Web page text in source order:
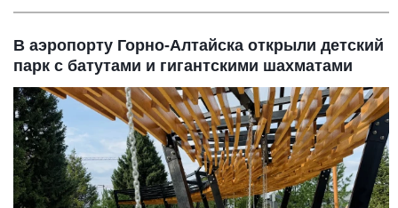
В аэропорту Горно-Алтайска открыли детский
парк с батутами и гигантскими шахматами